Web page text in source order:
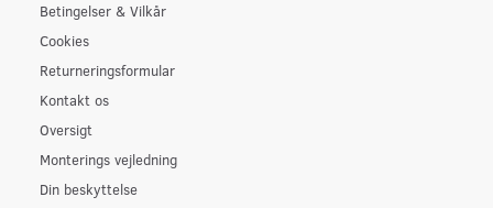
Betingelser & Vilkår
Cookies
Returneringsformular
Kontakt os
Oversigt
Monterings vejledning
Din beskyttelse